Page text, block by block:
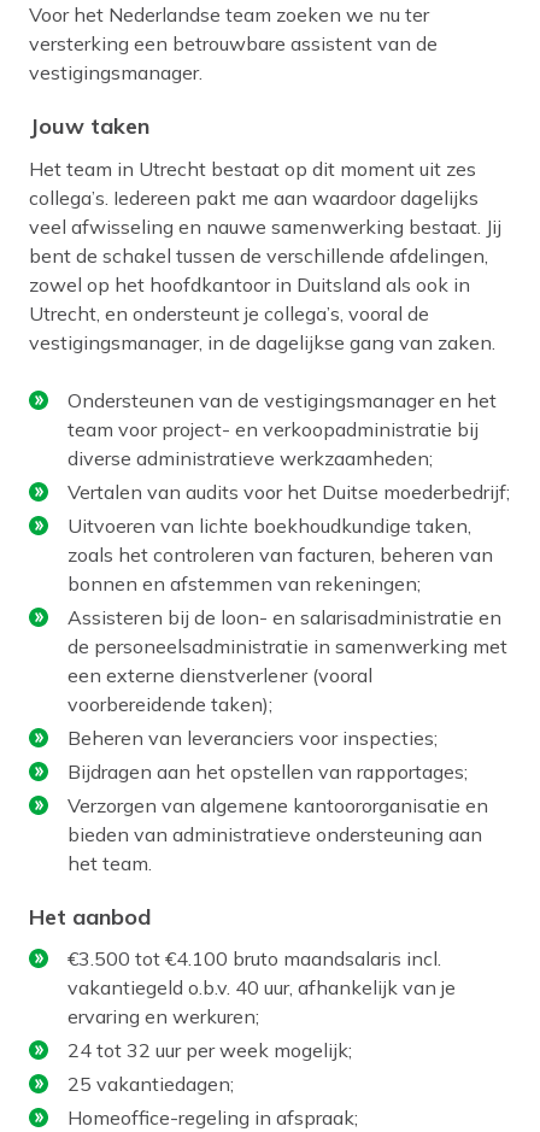
Voor het Nederlandse team zoeken we nu ter
versterking een betrouwbare assistent van de
vestigingsmanager.
Jouw taken
Het team in Utrecht bestaat op dit moment uit zes
collega’s. Iedereen pakt me aan waardoor dagelijks
veel afwisseling en nauwe samenwerking bestaat. Jij
bent de schakel tussen de verschillende afdelingen,
zowel op het hoofdkantoor in Duitsland als ook in
Utrecht, en ondersteunt je collega’s, vooral de
vestigingsmanager, in de dagelijkse gang van zaken.
Ondersteunen van de vestigingsmanager en het
team voor project- en verkoopadministratie bij
diverse administratieve werkzaamheden;
Vertalen van audits voor het Duitse moederbedrijf;
Uitvoeren van lichte boekhoudkundige taken,
zoals het controleren van facturen, beheren van
bonnen en afstemmen van rekeningen;
Assisteren bij de loon- en salarisadministratie en
de personeelsadministratie in samenwerking met
een externe dienstverlener (vooral
voorbereidende taken);
Beheren van leveranciers voor inspecties;
Bijdragen aan het opstellen van rapportages;
Verzorgen van algemene kantoororganisatie en
bieden van administratieve ondersteuning aan
het team.
Het aanbod
€3.500 tot €4.100 bruto maandsalaris incl.
vakantiegeld o.b.v. 40 uur, afhankelijk van je
ervaring en werkuren;
24 tot 32 uur per week mogelijk;
25 vakantiedagen;
Homeoffice-regeling in afspraak;